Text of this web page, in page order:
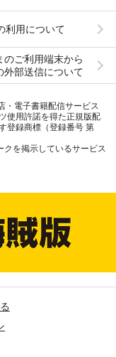
利用について
のご利用端末から
外部送信について
・電子書籍配信サービス
使用許諾を得た正規版配
登録商標（登録番号 第
クを掲示しているサービス